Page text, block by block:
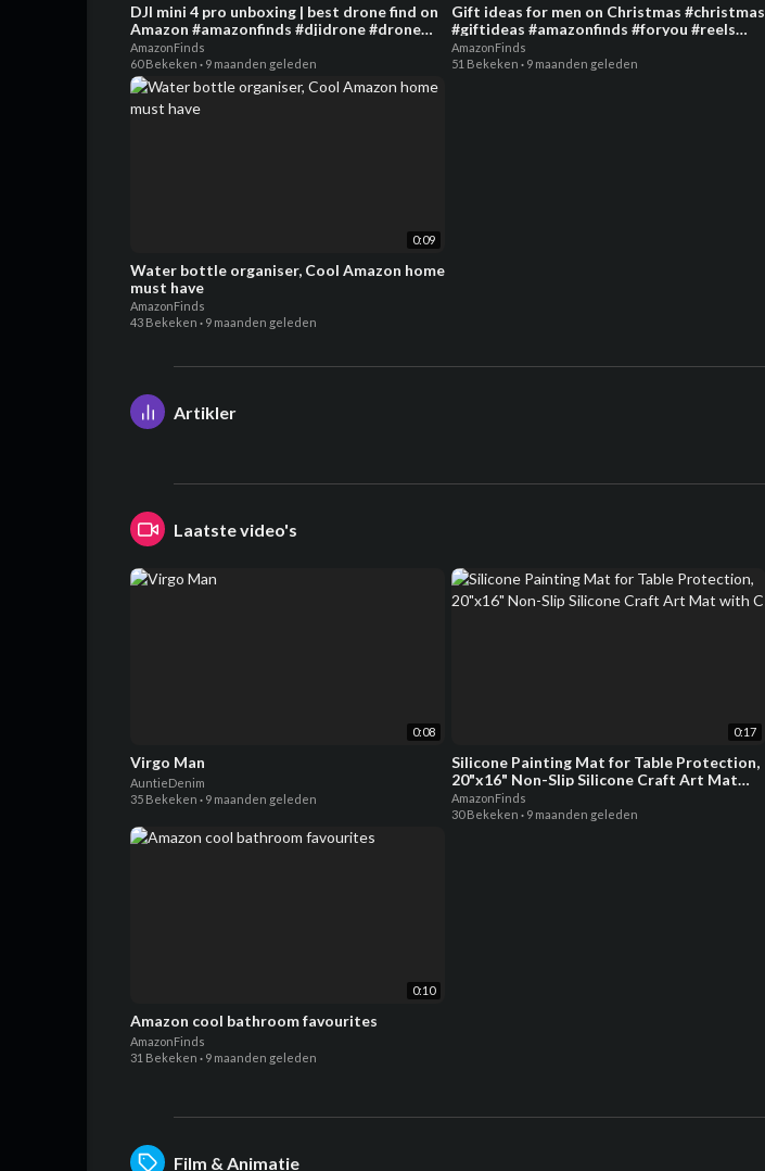
DJI mini 4 pro unboxing | best drone find on
Amazon #amazonfinds #djidrone #drone
#techfind #foryou
AmazonFinds
60 Bekeken · 9 maanden geleden
Gift ideas for men on Christmas #christmas
#giftideas #amazonfinds #foryou #reels
#menwatches
AmazonFinds
51 Bekeken · 9 maanden geleden
0:09
Water bottle organiser, Cool Amazon home
must have
AmazonFinds
43 Bekeken · 9 maanden geleden
Artikler
Laatste video's
0:08
Virgo Man
AuntieDenim
35 Bekeken · 9 maanden geleden
0:17
Silicone Painting Mat for Table Protection,
20"x16" Non-Slip Silicone Craft Art Mat
with C
AmazonFinds
30 Bekeken · 9 maanden geleden
0:10
Amazon cool bathroom favourites
AmazonFinds
31 Bekeken · 9 maanden geleden
Film & Animatie